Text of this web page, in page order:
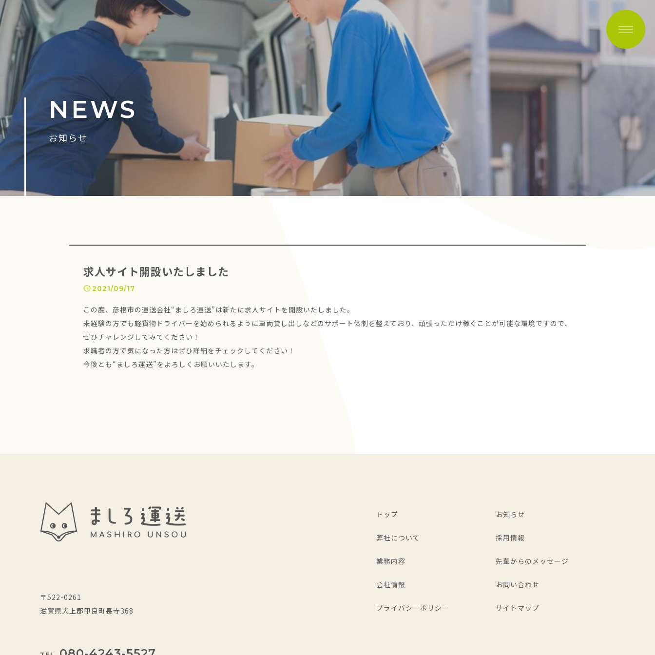
NEWS
お知らせ
求人サイト開設いたしました
2021/09/17
この度、彦根市の運送会社“ましろ運送”は新たに求人サイトを開設いたしました。
未経験の方でも軽貨物ドライバーを始められるように車両貸し出しなどのサポート体制を整えており、頑張っただけ稼ぐことが可能な環境ですので、
ぜひチャレンジしてみてください！
求職者の方で気になった方はぜひ詳細をチェックしてください！
今後とも“ましろ運送”をよろしくお願いいたします。
〒522-0261
滋賀県犬上郡甲良町長寺368
トップ お知らせ
弊社について 採用情報
業務内容 先輩からのメッセージ
会社情報 お問い合わせ
プライバシーポリシー サイトマップ